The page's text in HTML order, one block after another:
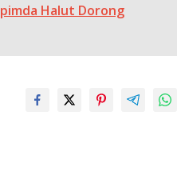
Halut Dorong